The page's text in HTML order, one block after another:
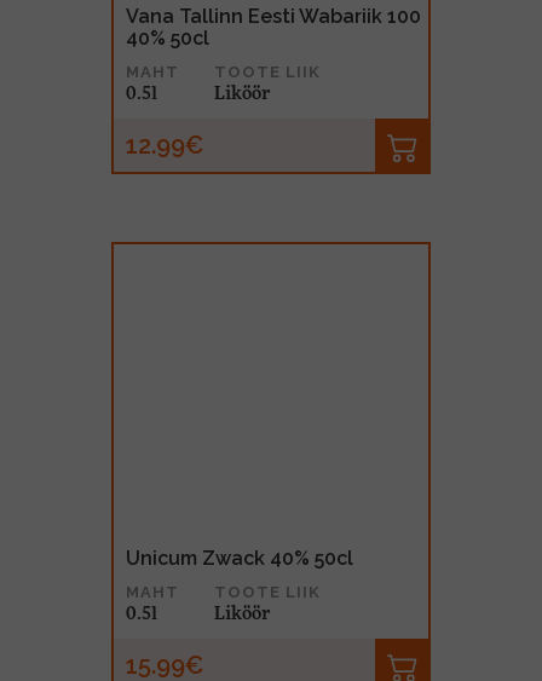
Vana Tallinn Eesti Wabariik 100
40% 50cl
MAHT
0.5l
TOOTE LIIK
Liköör
12.99€
Unicum Zwack 40% 50cl
MAHT
0.5l
TOOTE LIIK
Liköör
15.99€